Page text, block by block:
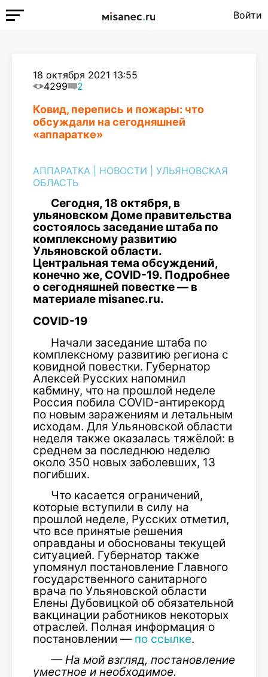
Войти
18 октября 2021 13:55
4299
2
Ковид, перепись и пожары: что
обсуждали на сегодняшней
«аппаратке»
АППАРАТКА НОВОСТИ
УЛЬЯНОВСКАЯ
ОБЛАСТЬ
Сегодня, 18 октября, в
ульяновском Доме правительства
состоялось заседание штаба по
комплексному развитию
Ульяновской области.
Центральная тема обсуждений,
конечно же, COVID-19. Подробнее
о сегодняшней повестке — в
материале misanec.ru.
COVID-19
Начали заседание штаба по
комплексному развитию региона с
ковидной повестки. Губернатор
Алексей Русских напомнил
кабмину, что на прошлой неделе
Россия побила COVID-антирекорд
по новым заражениям и летальным
исходам. Для Ульяновской области
неделя также оказалась тяжёлой: в
среднем за последнюю неделю
около 350 новых заболевших, 13
погибших.
Что касается ограничений,
которые вступили в силу на
прошлой неделе, Русских отметил,
что все принятые решения
оправданы и обоснованы текущей
ситуацией. Губернатор также
упомянул постановление Главного
государственного санитарного
врача по Ульяновской области
Елены Дубовицкой об обязательной
вакцинации работников некоторых
отраслей. Полная информация о
постановлении — по ссылке.
— На мой взгляд, постановление
уместное и необходимое.